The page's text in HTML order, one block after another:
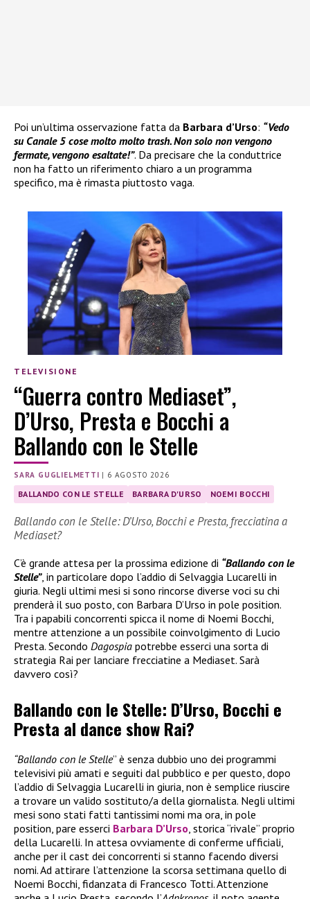
Poi un’ultima osservazione fatta da Barbara d’Urso: “Vedo
su Canale 5 cose molto molto trash. Non solo non vengono
fermate, vengono esaltate!”. Da precisare che la conduttrice
non ha fatto un riferimento chiaro a un programma
specifico, ma è rimasta piuttosto vaga.
TELEVISIONE
“Guerra contro Mediaset”,
D’Urso, Presta e Bocchi a
Ballando con le Stelle
SARA GUGLIELMETTI | 6 AGOSTO 2026
BALLANDO CON LE STELLE BARBARA D'URSO NOEMI BOCCHI
Ballando con le Stelle: D’Urso, Bocchi e Presta, frecciatina a
Mediaset?
C’è grande attesa per la prossima edizione di “Ballando con le
Stelle”, in particolare dopo l’addio di Selvaggia Lucarelli in
giuria. Negli ultimi mesi si sono rincorse diverse voci su chi
prenderà il suo posto, con Barbara D’Urso in pole position.
Tra i papabili concorrenti spicca il nome di Noemi Bocchi,
mentre attenzione a un possibile coinvolgimento di Lucio
Presta. Secondo Dagospia potrebbe esserci una sorta di
strategia Rai per lanciare frecciatine a Mediaset. Sarà
davvero così?
Ballando con le Stelle: D’Urso, Bocchi e
Presta al dance show Rai?
“Ballando con le Stelle” è senza dubbio uno dei programmi
televisivi più amati e seguiti dal pubblico e per questo, dopo
l’addio di Selvaggia Lucarelli in giuria, non è semplice riuscire
a trovare un valido sostituto/a della giornalista. Negli ultimi
mesi sono stati fatti tantissimi nomi ma ora, in pole
position, pare esserci Barbara D’Urso , storica “rivale” proprio
della Lucarelli. In attesa ovviamente di conferme ufficiali,
anche per il cast dei concorrenti si stanno facendo diversi
nomi. Ad attirare l’attenzione la scorsa settimana quello di
Noemi Bocchi, fidanzata di Francesco Totti. Attenzione